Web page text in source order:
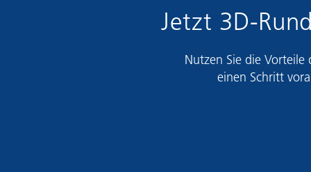
Jetzt 3D-
Nutzen Sie die
einen Schritt